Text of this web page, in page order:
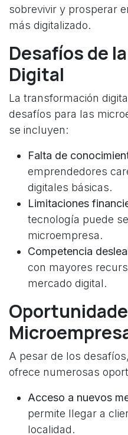
sobrevivir y prosperar
más digitalizado.
Desafíos de
Digital
La transformación
desafíos para las
se incluyen:
Falta de
emprendedores
digitales básicas.
Limitaciones
tecnología puede
microempresa.
Competencia
con mayores
mercado digital.
A pesar de los
ofrece numerosas
Acceso a nuevos
permite llegar a
localidad.